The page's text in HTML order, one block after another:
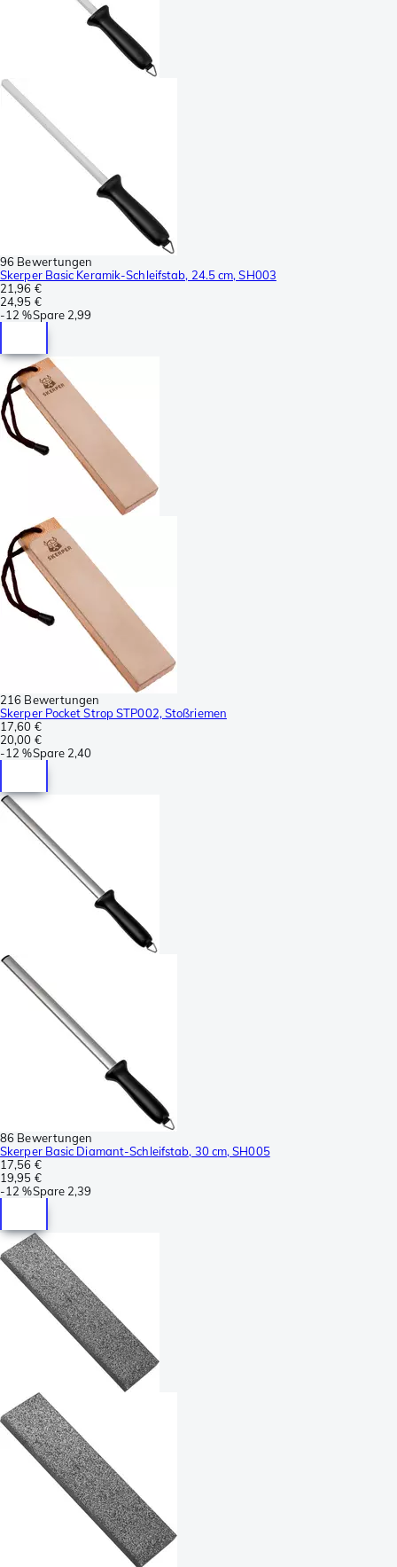
96 Bewertungen
Skerper Basic Keramik-Schleifstab, 24.5 cm, SH003
21,96 €
24,95 €
-12 %Spare 2,99
216 Bewertungen
Skerper Pocket Strop STP002, Stoßriemen
17,60 €
20,00 €
-12 %Spare 2,40
86 Bewertungen
Skerper Basic Diamant-Schleifstab, 30 cm, SH005
17,56 €
19,95 €
-12 %Spare 2,39